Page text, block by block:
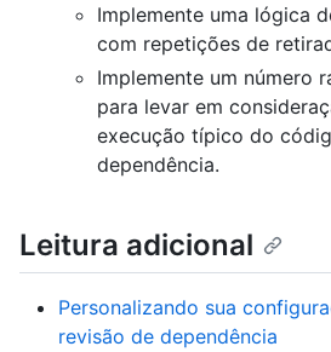
Implemente uma lógica
com repetições de
Implemente um número
para levar em
execução típico do
dependência.
Leitura adicional
Personalizando sua
revisão de dependência